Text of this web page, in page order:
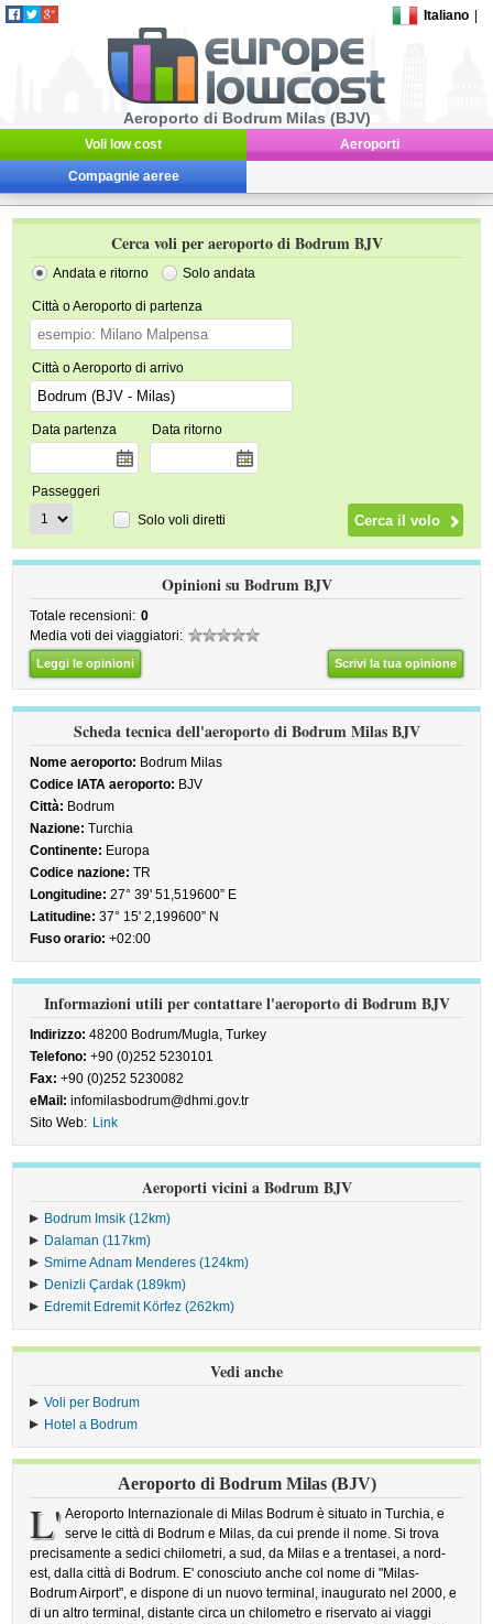
Italiano
Aeroporto di Bodrum Milas (BJV)
Voli low cost Aeroporti
Compagnie aeree
Cerca voli per aeroporto di Bodrum BJV
Andata e ritorno Solo andata
Città o Aeroporto di partenza
Città o Aeroporto di arrivo
Data partenza Data ritorno
Passeggeri
Solo voli diretti
Opinioni su Bodrum BJV
Totale recensioni: 0
Media voti dei viaggiatori:
Leggi le opinioni Scrivi la tua opinione
Scheda tecnica dell'aeroporto di Bodrum Milas BJV
Nome aeroporto: Bodrum Milas
Codice IATA aeroporto: BJV
Città: Bodrum
Nazione: Turchia
Continente: Europa
Codice nazione: TR
Longitudine: 27° 39' 51,519600” E
Latitudine: 37° 15' 2,199600” N
Fuso orario: +02:00
Informazioni utili per contattare l'aeroporto di Bodrum BJV
Indirizzo: 48200 Bodrum/Mugla, Turkey
Telefono: +90 (0)252 5230101
Fax: +90 (0)252 5230082
eMail: infomilasbodrum@dhmi.gov.tr
Sito Web: Link
Aeroporti vicini a Bodrum BJV
Bodrum Imsik (12km)
Dalaman (117km)
Smirne Adnam Menderes (124km)
Denizli Çardak (189km)
Edremit Edremit Körfez (262km)
Vedi anche
Voli per Bodrum
Hotel a Bodrum
Aeroporto di Bodrum Milas (BJV)
L' Aeroporto Internazionale di Milas Bodrum è situato in Turchia, e
serve le città di Bodrum e Milas, da cui prende il nome. Si trova
precisamente a sedici chilometri, a sud, da Milas e a trentasei, a nord-
est, dalla città di Bodrum. E' conosciuto anche col nome di "Milas-
Bodrum Airport", e dispone di un nuovo terminal, inaugurato nel 2000, e
di un altro terminal, distante circa un chilometro e riservato ai viaggi